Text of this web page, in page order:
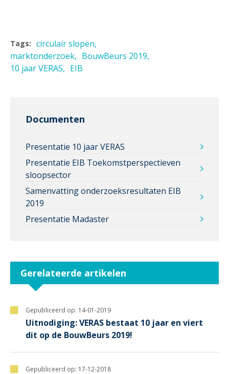
Tags: circulair slopen
marktonderzoek
BouwBeurs 2019
10 jaar VERAS
EIB
Documenten
Presentatie 10 jaar VERAS
Presentatie EIB Toekomstperspectieven
sloopsector
Samenvatting onderzoeksresultaten EIB
2019
Presentatie Madaster
Gerelateerde artikelen
Gepubliceerd op: 14-01-2019
Uitnodiging: VERAS bestaat 10 jaar en viert
dit op de BouwBeurs 2019!
Gepubliceerd op: 17-12-2018